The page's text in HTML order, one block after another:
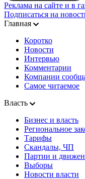
Реклама на сайте и в
Подписаться на
Главная
Коротко
Новости
Интервью
Комментарии
Компании
Самое читаемое
Власть
Бизнес и власть
Региональное
Тарифы
Скандалы, ЧП
Партии и
Выборы
Новости власти